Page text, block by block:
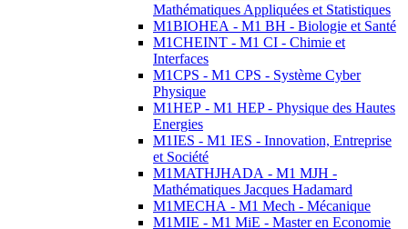
Mathématiques Appliquées et Statistiques
M1BIOHEA - M1 BH - Biologie et Santé
M1CHEINT - M1 CI - Chimie et
Interfaces
M1CPS - M1 CPS - Système Cyber
Physique
M1HEP - M1 HEP - Physique des Hautes
Energies
M1IES - M1 IES - Innovation, Entreprise
et Société
M1MATHJHADA - M1 MJH -
Mathématiques Jacques Hadamard
M1MECHA - M1 Mech - Mécanique
M1MIE - M1 MiE - Master en Economie